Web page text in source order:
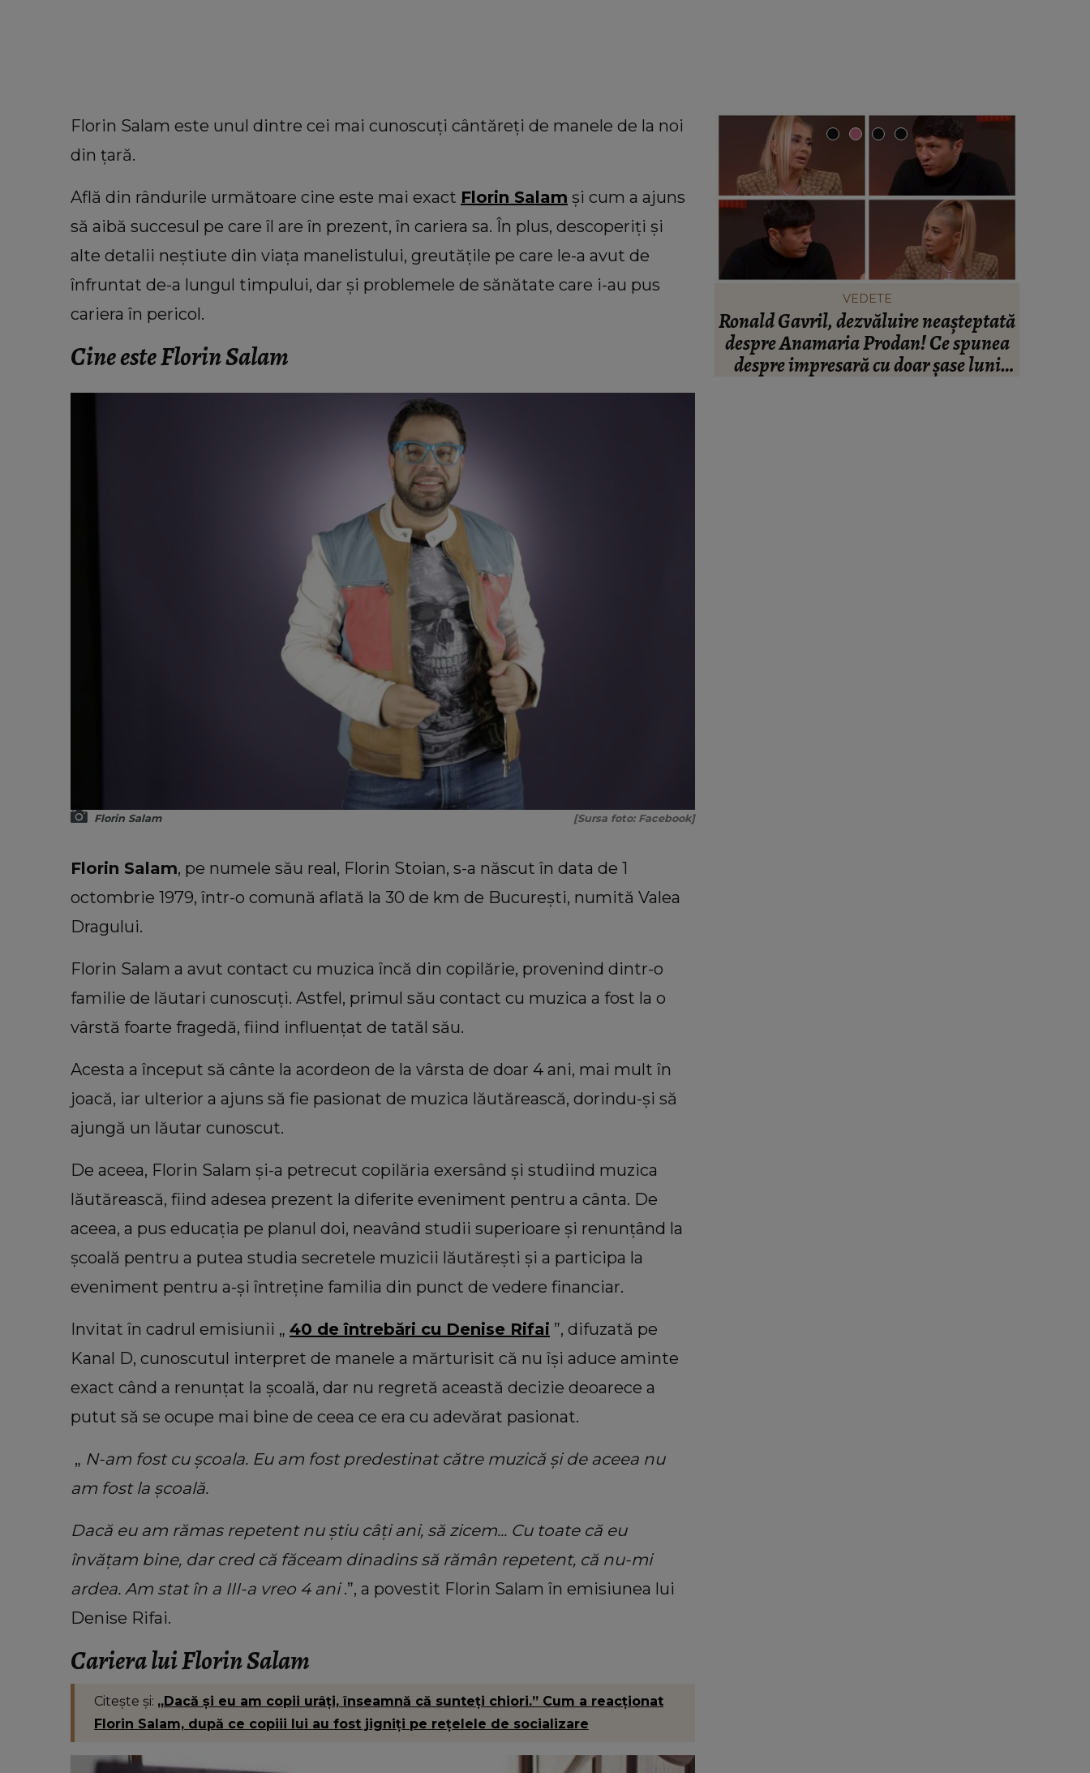
Florin Salam este unul dintre cei mai cunoscuți cântăreți de manele de la noi
din țară.
Află din rândurile următoare cine este mai exact Florin Salam și cum a ajuns
să aibă succesul pe care îl are în prezent, în cariera sa. În plus, descoperiți și
alte detalii neștiute din viața manelistului, greutățile pe care le-a avut de
înfruntat de-a lungul timpului, dar și problemele de sănătate care i-au pus
cariera în pericol.
Cine este Florin Salam
Florin Salam [Sursa foto: Facebook]
Florin Salam, pe numele său real, Florin Stoian, s-a născut în data de 1
octombrie 1979, într-o comună aflată la 30 de km de București, numită Valea
Dragului.
Florin Salam a avut contact cu muzica încă din copilărie, provenind dintr-o
familie de lăutari cunoscuți. Astfel, primul său contact cu muzica a fost la o
vârstă foarte fragedă, fiind influențat de tatăl său.
Acesta a început să cânte la acordeon de la vârsta de doar 4 ani, mai mult în
joacă, iar ulterior a ajuns să fie pasionat de muzica lăutărească, dorindu-și să
ajungă un lăutar cunoscut.
De aceea, Florin Salam și-a petrecut copilăria exersând și studiind muzica
lăutărească, fiind adesea prezent la diferite eveniment pentru a cânta. De
aceea, a pus educația pe planul doi, neavând studii superioare și renunțând la
școală pentru a putea studia secretele muzicii lăutărești și a participa la
eveniment pentru a-și întreține familia din punct de vedere financiar.
Invitat în cadrul emisiunii „ 40 de întrebări cu Denise Rifai ”, difuzată pe
Kanal D, cunoscutul interpret de manele a mărturisit că nu își aduce aminte
exact când a renunțat la școală, dar nu regretă această decizie deoarece a
putut să se ocupe mai bine de ceea ce era cu adevărat pasionat.
„ N-am fost cu școala. Eu am fost predestinat către muzică și de aceea nu
am fost la școală.
Dacă eu am rămas repetent nu știu câți ani, să zicem... Cu toate că eu
învățam bine, dar cred că făceam dinadins să rămân repetent, că nu-mi
ardea. Am stat în a III-a vreo 4 ani.”, a povestit Florin Salam în emisiunea lui
Denise Rifai.
Cariera lui Florin Salam
Citește și: „Dacă și eu am copii urâți, înseamnă că sunteți chiori.” Cum a reacționat
Florin Salam, după ce copiii lui au fost jigniți pe rețelele de socializare
INFORMATIILE ZILEI
Când vor putea intra locatarii în blocul
din Rahova, la aproape 10 luni de la
explozie. Ciprian Ciucu a făcut
anunțul: „Partea de deasupra zonei
VEDETE
Ronald Gavril, dezvăluire neașteptată
despre Anamaria Prodan! Ce spunea
despre impresară cu doar șase luni